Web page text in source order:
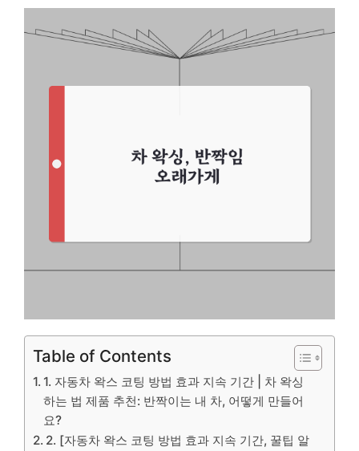
Table of Contents
1. 자동차 왁스 코팅 방법 효과 지속 기간 | 차 왁싱
하는 법 제품 추천: 반짝이는 내 차, 어떻게 만들어
요?
2. [자동차 왁스 코팅 방법 효과 지속 기간, 꿀팁 알